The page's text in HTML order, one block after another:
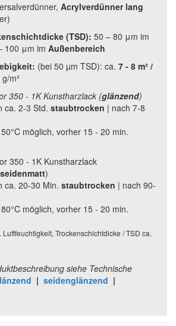
Acrylverdünner lang
(TSD): 50 – 80 μm im
100 μm im Außenbereich
(bei 50 µm TSD): ca. 7 - 8 m² /
m²
350 - 1K Kunstharzlack (glänzend)
ca. 2-3 Std. staubtrocken | nach 7-8
möglich, vorher 15 - 20 min.
350 - 1K Kunstharzlack
)
ca. 20-30 Min. staubtrocken | nach 90-
möglich, vorher 15 - 20 min.
Trockenschichtdicke / TSD ca.
siehe Technische
| seidenglänzend |